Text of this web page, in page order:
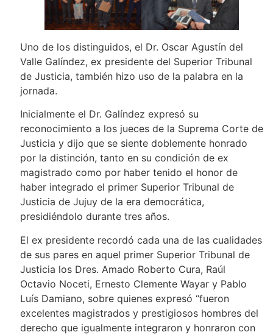
Uno de los distinguidos, el Dr. Oscar Agustín del
Valle Galíndez, ex presidente del Superior Tribunal
de Justicia, también hizo uso de la palabra en la
jornada.
Inicialmente el Dr. Galíndez expresó su
reconocimiento a los jueces de la Suprema Corte de
Justicia y dijo que se siente doblemente honrado
por la distinción, tanto en su condición de ex
magistrado como por haber tenido el honor de
haber integrado el primer Superior Tribunal de
Justicia de Jujuy de la era democrática,
presidiéndolo durante tres años.
El ex presidente recordó cada una de las cualidades
de sus pares en aquel primer Superior Tribunal de
Justicia los Dres. Amado Roberto Cura, Raúl
Octavio Noceti, Ernesto Clemente Wayar y Pablo
Luís Damiano, sobre quienes expresó “fueron
excelentes magistrados y prestigiosos hombres del
derecho que igualmente integraron y honraron con